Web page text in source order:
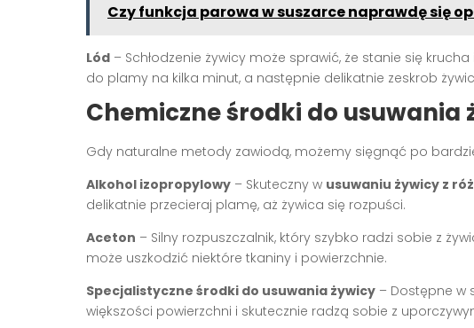
Czy funkcja parowa w suszarce naprawdę się
Lód – Schłodzenie żywicy może sprawić, że stanie się
do plamy na kilka minut, a następnie delikatnie zeskrob
Chemiczne środki do usuwania
Gdy naturalne metody zawiodą, możemy sięgnąć po
Alkohol izopropylowy – Skuteczny w usuwaniu żywicy z
delikatnie przecieraj plamę, aż żywica się rozpuści.
Aceton – Silny rozpuszczalnik, który szybko radzi sobie z
może uszkodzić niektóre tkaniny i powierzchnie.
Specjalistyczne środki do usuwania żywicy – Dostępne w
większości powierzchni i skutecznie radzą sobie z